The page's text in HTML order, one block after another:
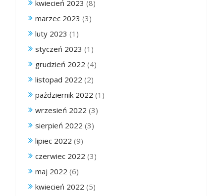
kwiecień 2023 (8)
marzec 2023 (3)
luty 2023 (1)
styczeń 2023 (1)
grudzień 2022 (4)
listopad 2022 (2)
październik 2022 (1)
wrzesień 2022 (3)
sierpień 2022 (3)
lipiec 2022 (9)
czerwiec 2022 (3)
maj 2022 (6)
kwiecień 2022 (5)